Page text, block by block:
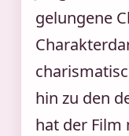
gelungene
hin zu den
hat der Film